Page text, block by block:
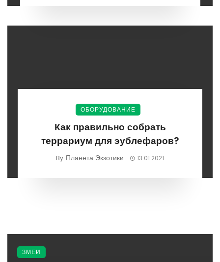
ОБОРУДОВАНИЕ
Как правильно собрать
террариум для эублефаров?
By Планета Экзотики 13.01.2021
ЗМЕИ